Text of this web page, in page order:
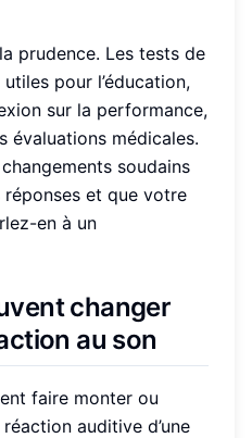
prudence. Les tests de
pour l’éducation,
sur la performance,
évaluations médicales.
soudains
et que votre
en à un
changer
au son
faire monter ou
auditive d’une